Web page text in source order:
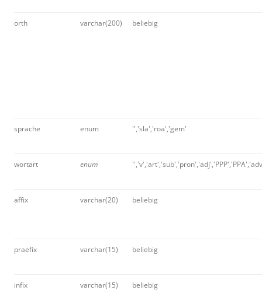
orth varchar(200) beliebig
sprache enum '','sla','roa','gem'
wortart enum '','v','art','sub
affix varchar(20) beliebig
praefix varchar(15) beliebig
infix varchar(15) beliebig